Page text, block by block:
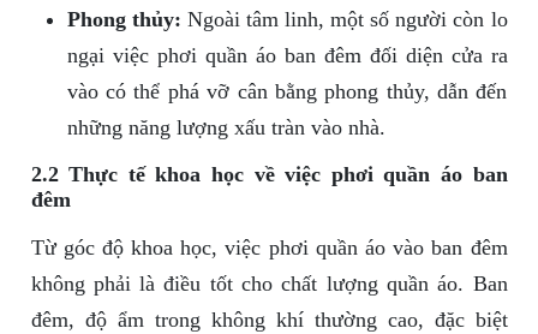
Phong thủy: Ngoài tâm linh, một số người còn lo
ngại việc phơi quần áo ban đêm đối diện cửa ra
vào có thể phá vỡ cân bằng phong thủy, dẫn đến
những năng lượng xấu tràn vào nhà.
2.2 Thực tế khoa học về việc phơi quần áo ban
đêm
Từ góc độ khoa học, việc phơi quần áo vào ban đêm
không phải là điều tốt cho chất lượng quần áo. Ban
đêm, độ ẩm trong không khí thường cao, đặc biệt